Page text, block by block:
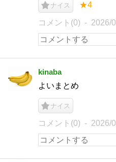
ナイス ★4
コメント(0) 2026/
kinaba
よいまとめ
ナイス
コメント(0) 2026/